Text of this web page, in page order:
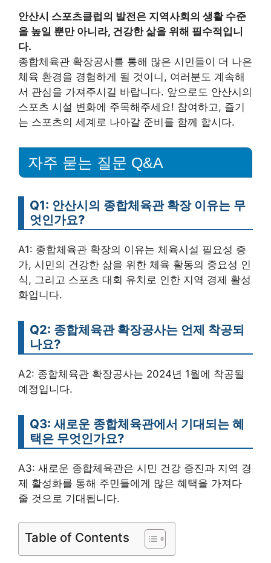
안산시 스포츠클럽의 발전은 지역사회의 생활 수준
을 높일 뿐만 아니라, 건강한 삶을 위해 필수적입니
다.
종합체육관 확장공사를 통해 많은 시민들이 더 나은
체육 환경을 경험하게 될 것이니, 여러분도 계속해
서 관심을 가져주시길 바랍니다. 앞으로도 안산시의
스포츠 시설 변화에 주목해주세요! 참여하고, 즐기
는 스포츠의 세계로 나아갈 준비를 함께 합시다.
자주 묻는 질문 Q&A
Q1: 안산시의 종합체육관 확장 이유는 무
엇인가요?
A1: 종합체육관 확장의 이유는 체육시설 필요성 증
가, 시민의 건강한 삶을 위한 체육 활동의 중요성 인
식, 그리고 스포츠 대회 유치로 인한 지역 경제 활성
화입니다.
Q2: 종합체육관 확장공사는 언제 착공되
나요?
A2: 종합체육관 확장공사는 2024년 1월에 착공될
예정입니다.
Q3: 새로운 종합체육관에서 기대되는 혜
택은 무엇인가요?
A3: 새로운 종합체육관은 시민 건강 증진과 지역 경
제 활성화를 통해 주민들에게 많은 혜택을 가져다
줄 것으로 기대됩니다.
Table of Contents